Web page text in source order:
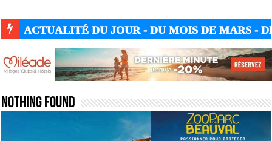
ACTUALITÉ DU JOUR - DU MOIS DE MARS -
Nothing Found